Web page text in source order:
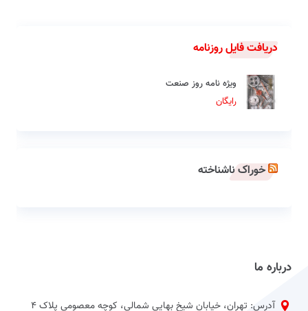
دریافت فایل روزنامه
ویژه نامه روز صنعت
رایگان
خوراک ناشناخته
درباره ما
آدرس: تهران، خیابان شیخ بهایی شمالی، کوچه معصومی پلاک 4